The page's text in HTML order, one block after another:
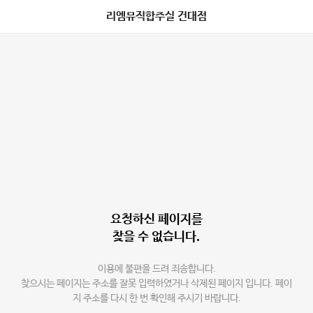
리엠뮤직합주실 건대점
요청하신 페이지를
찾을 수 없습니다.
이용에 불편을 드려 죄송합니다.
찾으시는 페이지는 주소를 잘못 입력하였거나 삭제된 페이지 입니다. 페이
지 주소를 다시 한 번 확인해 주시기 바랍니다.